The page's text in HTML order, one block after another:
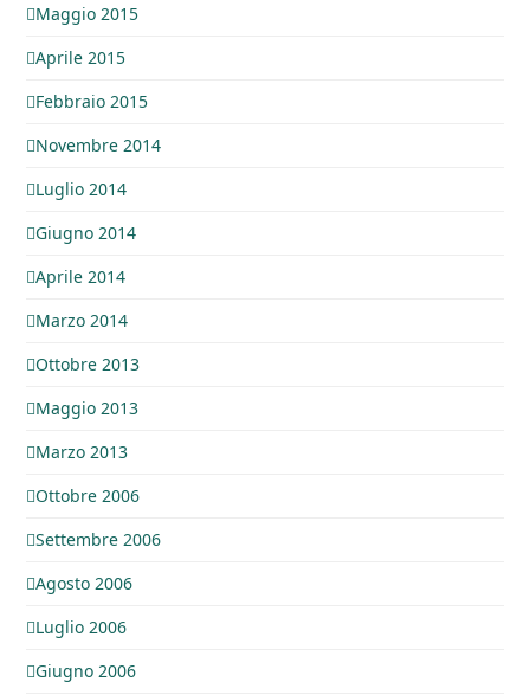
Maggio 2015
Aprile 2015
Febbraio 2015
Novembre 2014
Luglio 2014
Giugno 2014
Aprile 2014
Marzo 2014
Ottobre 2013
Maggio 2013
Marzo 2013
Ottobre 2006
Settembre 2006
Agosto 2006
Luglio 2006
Giugno 2006